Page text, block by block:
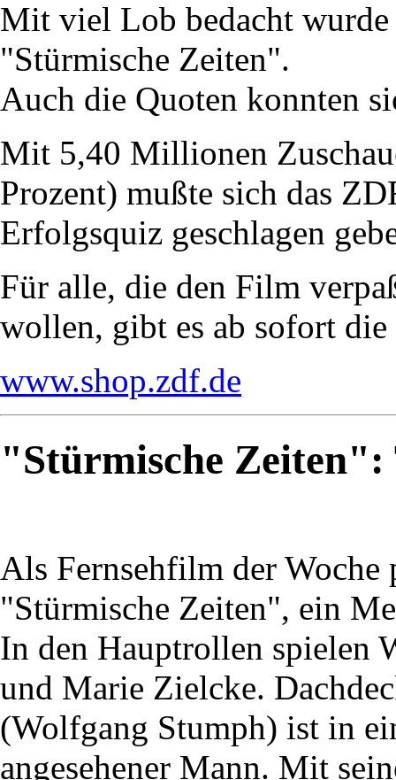
Mit viel Lob bedacht
"Stürmische Zeiten".
Auch die Quoten konnten
Mit 5,40 Millionen
Prozent) mußte sich das
Erfolgsquiz geschlagen
Für alle, die den Film
wollen, gibt es ab sofort
www.shop.zdf.de
"Stürmische Zeiten":
Als Fernsehfilm der
"Stürmische Zeiten", ein
In den Hauptrollen spielen
und Marie Zielcke.
(Wolfgang Stumph) ist in
angesehener Mann. Mit